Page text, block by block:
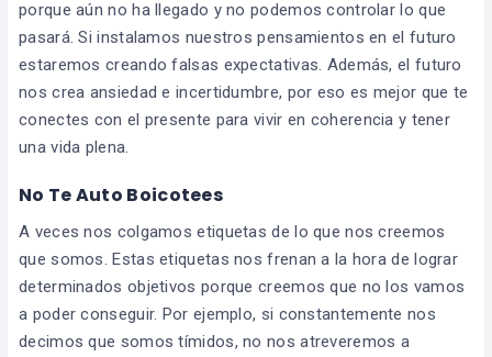
porque aún no ha llegado y no podemos controlar lo que
pasará. Si instalamos nuestros pensamientos en el futuro
estaremos creando falsas expectativas. Además, el futuro
nos crea ansiedad e incertidumbre, por eso es mejor que te
conectes con el presente para vivir en coherencia y tener
una vida plena.
No Te Auto Boicotees
A veces nos colgamos etiquetas de lo que nos creemos
que somos. Estas etiquetas nos frenan a la hora de lograr
determinados objetivos porque creemos que no los vamos
a poder conseguir. Por ejemplo, si constantemente nos
decimos que somos tímidos, no nos atreveremos a